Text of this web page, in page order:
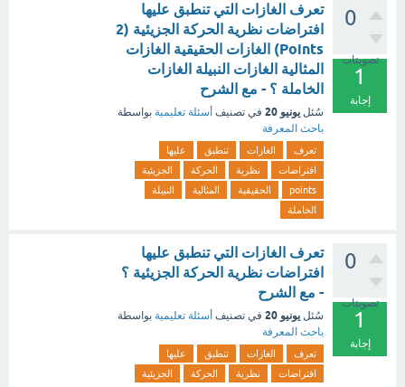
0
تصويتات
1
إجابة
تعرف الغازات التي تنطبق عليها
افتراضات نظرية الحركة الجزيئية (2
Points) الغازات الحقيقية الغازات
المثالية الغازات النبيلة الغازات
الخاملة ؟ - مع الشرح
سُئل يونيو 20 في تصنيف أسئلة تعليمية بواسطة
باحث المعرفة
تعرف الغازات تنطبق
عليها
افتراضات
نظرية الحركة
الجزيئية
points
الحقيقية المثالية
النبيلة
الخاملة
0
تصويتات
1
إجابة
تعرف الغازات التي تنطبق عليها
افتراضات نظرية الحركة الجزيئية ؟
- مع الشرح
سُئل يونيو 20 في تصنيف أسئلة تعليمية بواسطة
باحث المعرفة
تعرف الغازات تنطبق
عليها
افتراضات
نظرية الحركة الجزيئية